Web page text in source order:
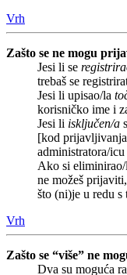
Vrh
Zašto se ne mogu
Jesi li se
trebaš se
Jesi li upisao/la
korisničko ime i
Jesi li isključen/a
[kod
administratora/
Ako si
ne možeš
što (ni)je u redu
Vrh
Zašto se “više” ne
Dva su moguća